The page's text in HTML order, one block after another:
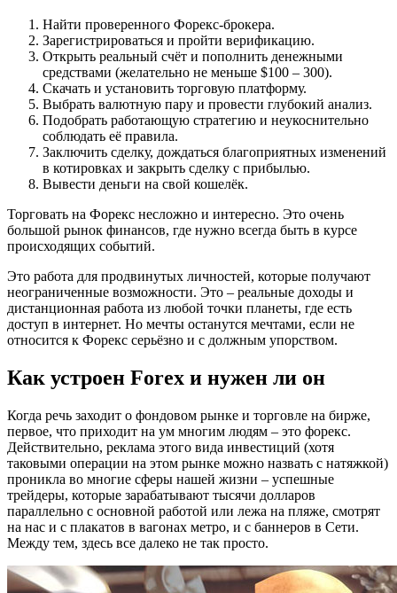
Найти проверенного Форекс-брокера.
Зарегистрироваться и пройти верификацию.
Открыть реальный счёт и пополнить денежными
средствами (желательно не меньше $100 – 300).
Скачать и установить торговую платформу.
Выбрать валютную пару и провести глубокий анализ.
Подобрать работающую стратегию и неукоснительно
соблюдать её правила.
Заключить сделку, дождаться благоприятных изменений
в котировках и закрыть сделку с прибылью.
Вывести деньги на свой кошелёк.
Торговать на Форекс несложно и интересно. Это очень
большой рынок финансов, где нужно всегда быть в курсе
происходящих событий.
Это работа для продвинутых личностей, которые получают
неограниченные возможности. Это – реальные доходы и
дистанционная работа из любой точки планеты, где есть
доступ в интернет. Но мечты останутся мечтами, если не
относится к Форекс серьёзно и с должным упорством.
Как устроен Forex и нужен ли он
Когда речь заходит о фондовом рынке и торговле на бирже,
первое, что приходит на ум многим людям – это форекс.
Действительно, реклама этого вида инвестиций (хотя
таковыми операции на этом рынке можно назвать с натяжкой)
проникла во многие сферы нашей жизни – успешные
трейдеры, которые зарабатывают тысячи долларов
параллельно с основной работой или лежа на пляже, смотрят
на нас и с плакатов в вагонах метро, и с баннеров в Сети.
Между тем, здесь все далеко не так просто.